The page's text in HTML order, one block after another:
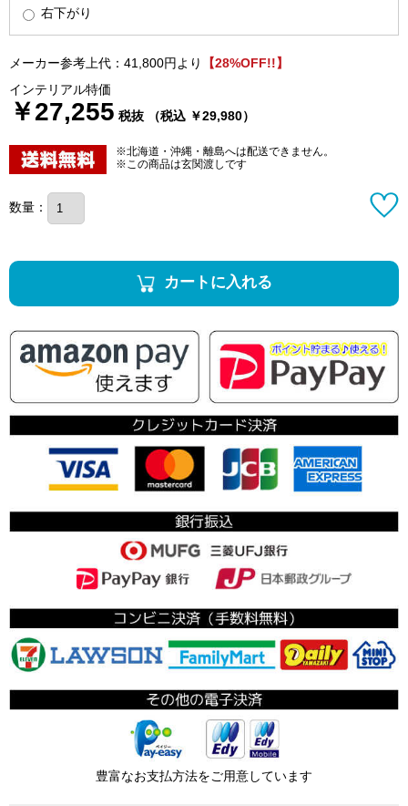
右下がり
メーカー参考上代：41,800円より
【28%OFF!!】
インテリアル特価
￥27,255 税抜 （税込 ￥29,980）
※北海道・沖縄・離島へは配送できません。
※この商品は玄関渡しです
数量：
カートに入れる
豊富なお支払方法をご用意しています